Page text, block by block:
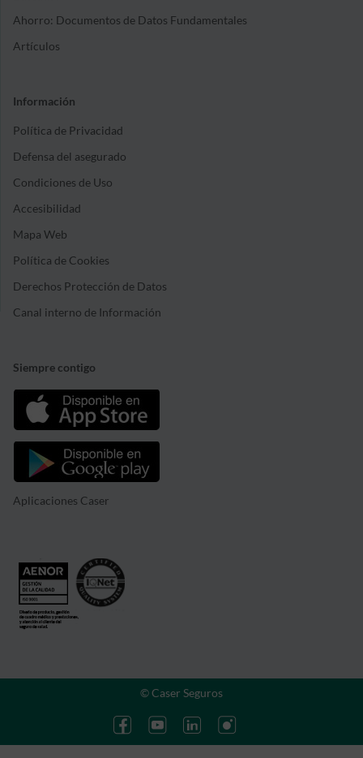
Ahorro: Documentos de Datos Fundamentales
Artículos
Información
Política de Privacidad
Defensa del asegurado
Condiciones de Uso
Accesibilidad
Mapa Web
Política de Cookies
Derechos Protección de Datos
Canal interno de Información
Siempre contigo
Aplicaciones Caser
© Caser Seguros